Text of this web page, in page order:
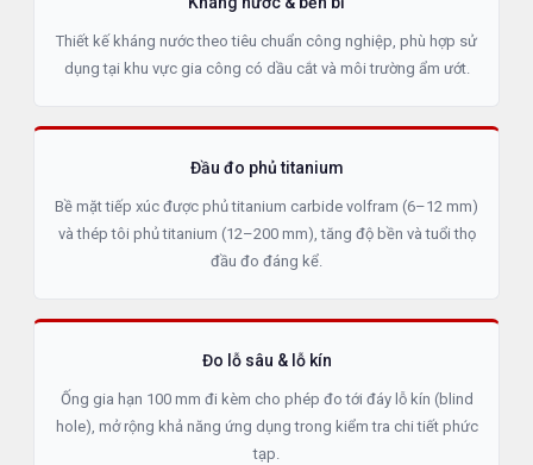
Thiết kế kháng nước theo tiêu chuẩn công nghiệp, phù hợp sử
dụng tại khu vực gia công có dầu cắt và môi trường ẩm ướt.
Đầu đo phủ titanium
Bề mặt tiếp xúc được phủ titanium carbide volfram (6–12 mm)
và thép tôi phủ titanium (12–200 mm), tăng độ bền và tuổi thọ
đầu đo đáng kể.
Đo lỗ sâu & lỗ kín
Ống gia hạn 100 mm đi kèm cho phép đo tới đáy lỗ kín (blind
hole), mở rộng khả năng ứng dụng trong kiểm tra chi tiết phức
tạp.